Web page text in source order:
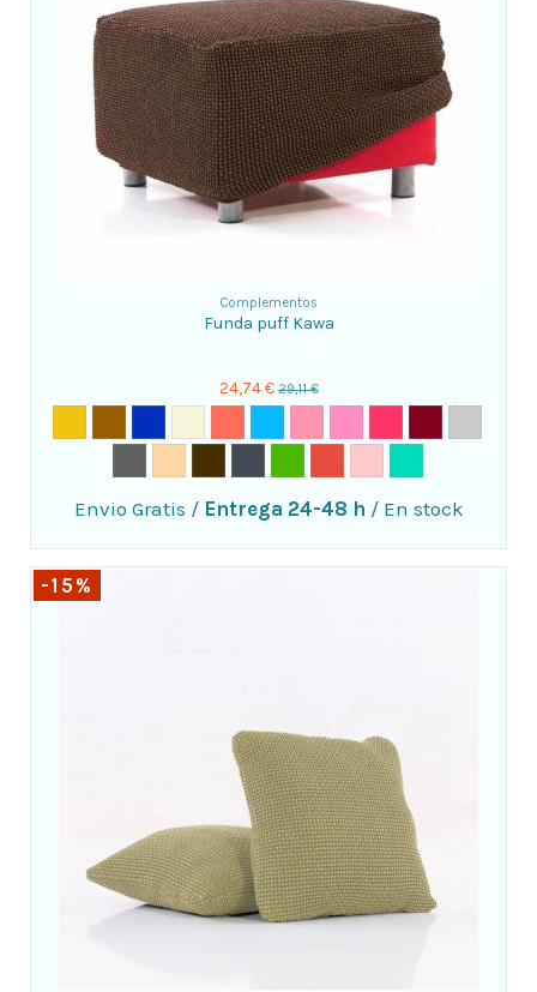
Complementos
Funda puff Kawa
24,74 € 29,11 €
Envio Gratis / Entrega 24-48 h / En stock
-15%